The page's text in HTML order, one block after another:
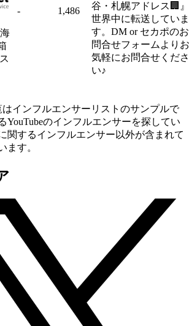
- 1,486
谷・札幌アドレス🏢』
世界中に転送していま
す。DM or セカポのお
問合せフォームよりお
気軽にお問合せくださ
い♪
インフルエンサーリストのサンプルで
YouTubeのインフルエンサーを探してい
関するインフルエンサー以外が含まれて
ます。